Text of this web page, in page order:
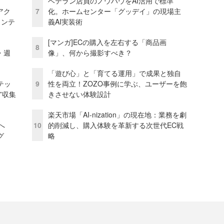
ク
テ
週
ッ
収集
7
化。ホームセンター「グッデイ」の現場主
義AI実装術
8
[マンガ]ECの購入を左右する「商品画
像」、何から撮影すべき？
9
「遊び心」と「育てる運用」で成果と独自
性を両立！ZOZO事例に学ぶ、ユーザーを飽
きさせない体験設計
10
楽天市場「AI-nization」の現在地：業務を劇
的削減し、購入体験を革新する次世代EC戦
略